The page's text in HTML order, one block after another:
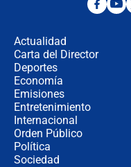
Actualidad
Carta del Director
Deportes
Economía
Emisiones
Entretenimiento
Internacional
Orden Público
Política
Sociedad